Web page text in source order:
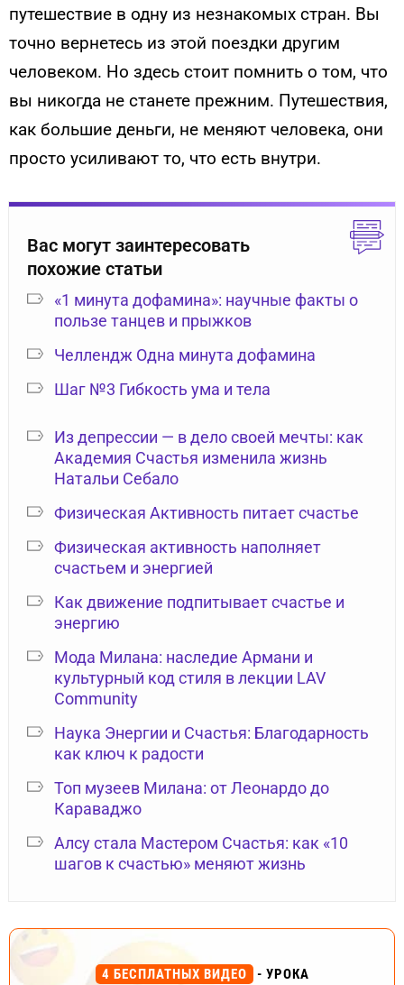
путешествие в одну из незнакомых стран. Вы
точно вернетесь из этой поездки другим
человеком. Но здесь стоит помнить о том, что
вы никогда не станете прежним. Путешествия,
как большие деньги, не меняют человека, они
просто усиливают то, что есть внутри.
Вас могут заинтересовать
похожие статьи
«1 минута дофамина»: научные факты о
пользе танцев и прыжков
Челлендж Одна минута дофамина
Шаг №3 Гибкость ума и тела
Из депрессии — в дело своей мечты: как
Академия Счастья изменила жизнь
Натальи Себало
Физическая Активность питает счастье
Физическая активность наполняет
счастьем и энергией
Как движение подпитывает счастье и
энергию
Мода Милана: наследие Армани и
культурный код стиля в лекции LAV
Community
Наука Энергии и Счастья: Благодарность
как ключ к радости
Топ музеев Милана: от Леонардо до
Караваджо
Алсу стала Мастером Счастья: как «10
шагов к счастью» меняют жизнь
4 БЕСПЛАТНЫХ ВИДЕО
- УРОКА